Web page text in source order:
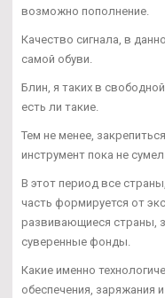
возможно пополнение.
Качество сигнала, в
самой обуви.
Блин, я таких в
есть ли такие.
Тем не менее,
инструмент пока не
В этот период все
часть формируется от
развивающиеся страны,
суверенные фонды.
Какие именно
обеспечения, заряжания